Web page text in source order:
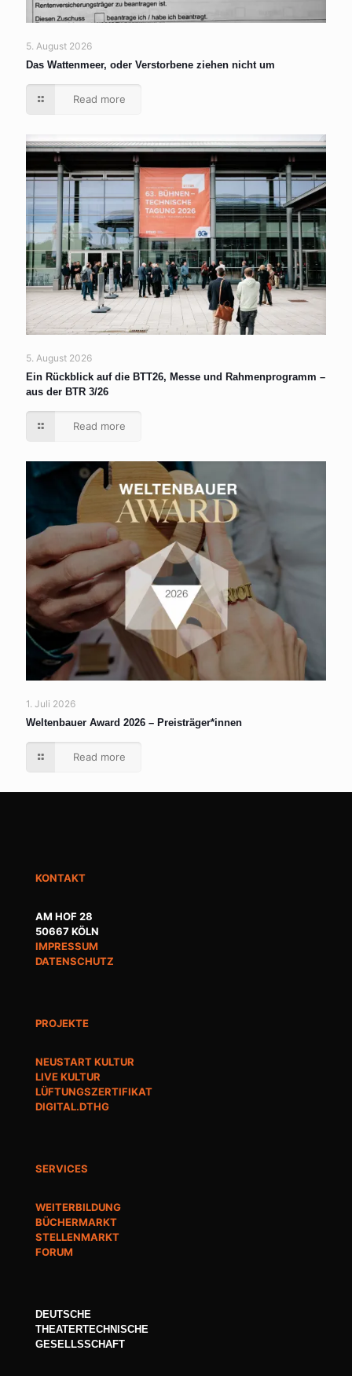
5. August 2026
Das Wattenmeer, oder Verstorbene ziehen nicht um
Read more
5. August 2026
Ein Rückblick auf die BTT26, Messe und Rahmenprogramm –
aus der BTR 3/26
Read more
1. Juli 2026
Weltenbauer Award 2026 – Preisträger*innen
Read more
KONTAKT
AM HOF 28
50667 KÖLN
IMPRESSUM
DATENSCHUTZ
PROJEKTE
NEUSTART KULTUR
LIVE KULTUR
LÜFTUNGSZERTIFIKAT
DIGITAL.DTHG
SERVICES
WEITERBILDUNG
BÜCHERMARKT
STELLENMARKT
FORUM
DEUTSCHE
THEATERTECHNISCHE
GESELLSSCHAFT